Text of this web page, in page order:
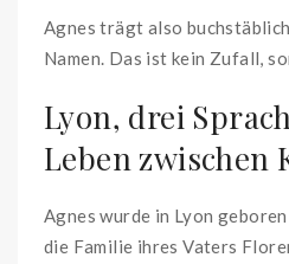
Agnes trägt also
Namen. Das ist kein Zufall,
Lyon, drei
Leben zwischen
Agnes wurde in Lyon
die Familie ihres Vaters